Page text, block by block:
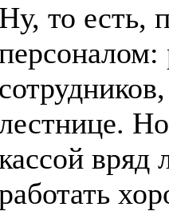
Ну, то есть,
вряд